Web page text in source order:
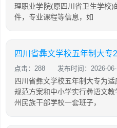
理职业学院(原四川省卫生学校
件，专业课程等信息，如
点击：288 发布时间：2026-
四川省彝文学校五年制大专为
规范方案和中小学实行彝语文
州民族干部学校一套班子，